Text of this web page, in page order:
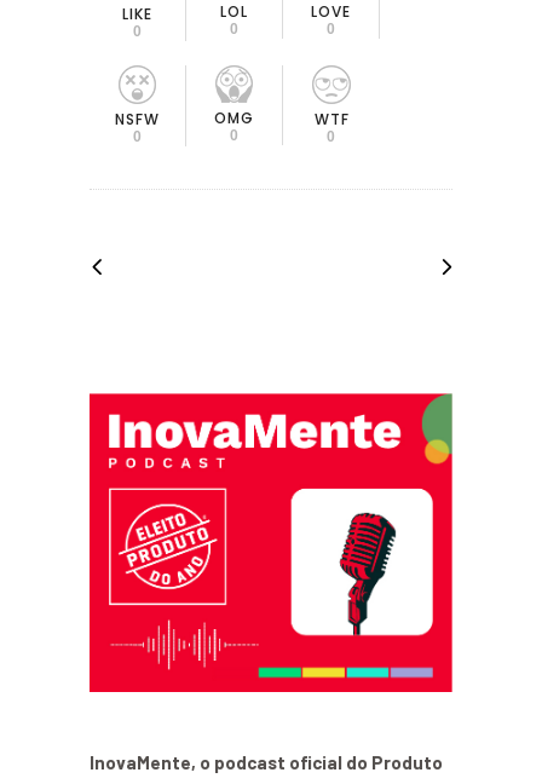
LIKE
0
LOL
0
LOVE
0
NSFW
0
OMG
0
WTF
0
InovaMente, o podcast oficial do Produto